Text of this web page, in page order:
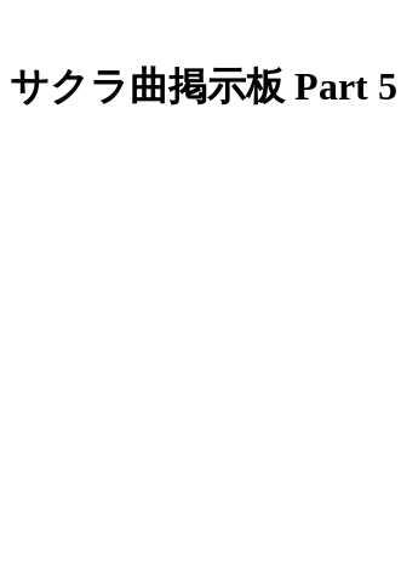
サクラ曲掲示板 Part